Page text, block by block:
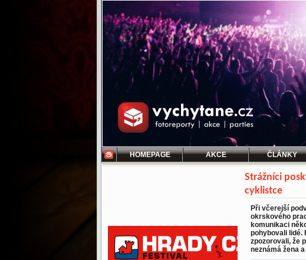
HOMEPAGE AKCE ČLÁNKY
Strážníci
cyklistce
Při včerejší
okrskového
komunikaci
pohybovali lidé.
zpozorovali, že
neznámá žena